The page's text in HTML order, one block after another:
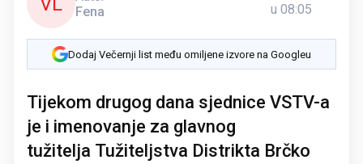
Fena
u 08:05
Dodaj Večernji list među omiljene izvore na Googleu
Tijekom drugog dana sjednice VSTV-a
je i imenovanje za glavnog
tužitelja Tužiteljstva Distrikta Brčko